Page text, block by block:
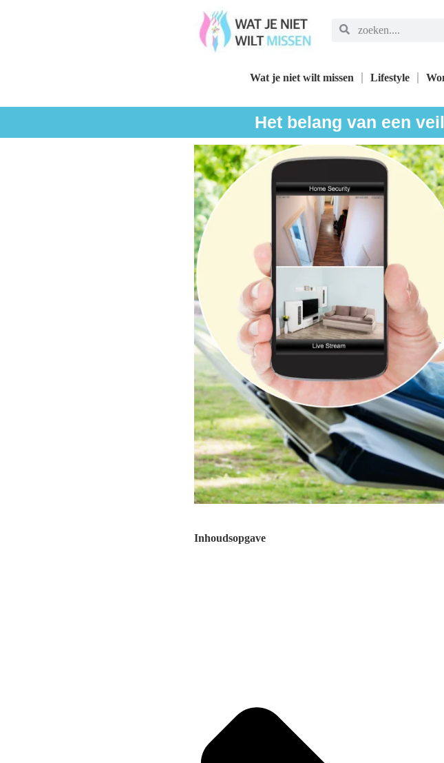
Wat je niet wilt missen Lifestyle
Het belang van een
Inhoudsopgave